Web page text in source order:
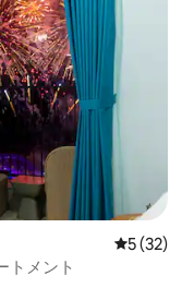
レビュー
5 (32)
トメント